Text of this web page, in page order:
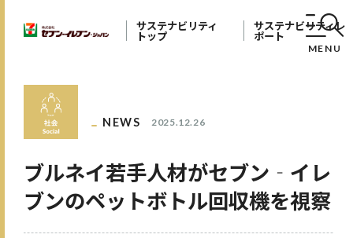
サステナビリティ
トップ
サステナビリティレ
ポート
MENU
NEWS 2025.12.26
ブルネイ若手人材がセブン‐イレ
ブンのペットボトル回収機を視察